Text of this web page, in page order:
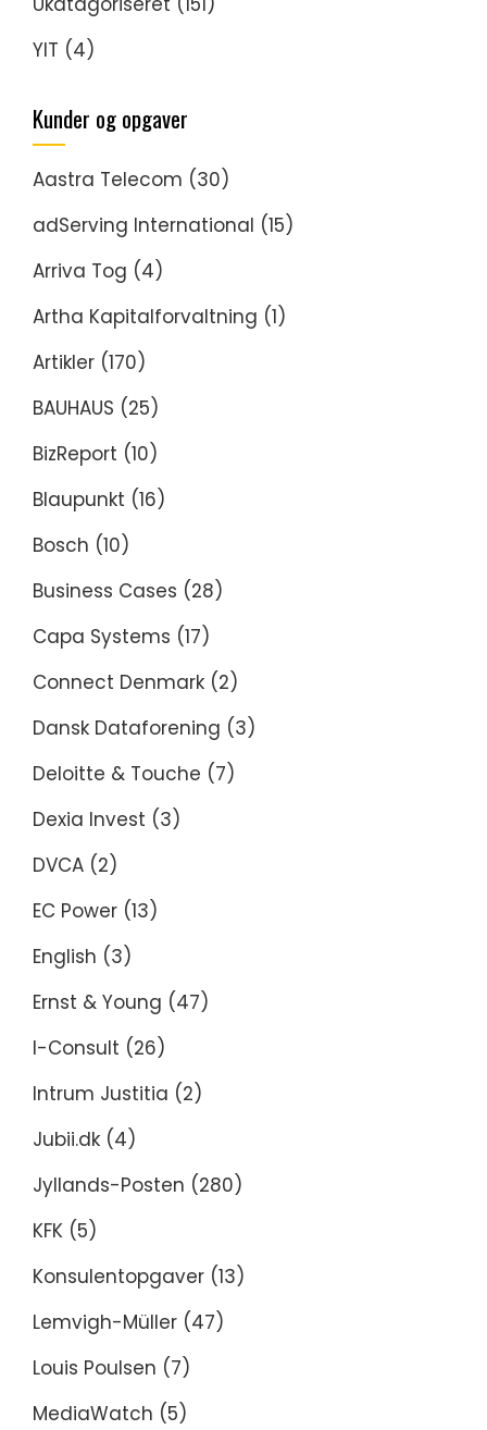
YIT (4)
Kunder og opgaver
Aastra Telecom (30)
adServing International (15)
Arriva Tog (4)
Artha Kapitalforvaltning (1)
Artikler (170)
BAUHAUS (25)
BizReport (10)
Blaupunkt (16)
Bosch (10)
Business Cases (28)
Capa Systems (17)
Connect Denmark (2)
Dansk Dataforening (3)
Deloitte & Touche (7)
Dexia Invest (3)
DVCA (2)
EC Power (13)
English (3)
Ernst & Young (47)
I-Consult (26)
Intrum Justitia (2)
Jubii.dk (4)
Jyllands-Posten (280)
KFK (5)
Konsulentopgaver (13)
Lemvigh-Müller (47)
Louis Poulsen (7)
MediaWatch (5)